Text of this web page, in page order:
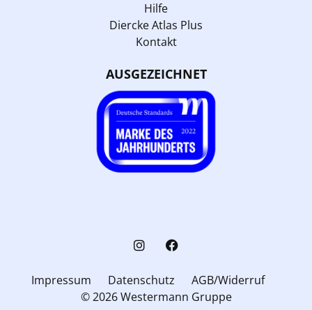
Hilfe
Diercke Atlas Plus
Kontakt
AUSGEZEICHNET
Impressum Datenschutz
AGB/Widerruf
© 2026 Westermann Gruppe